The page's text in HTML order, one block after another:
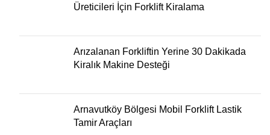
Üreticileri İçin Forklift Kiralama
Arızalanan Forkliftin Yerine 30 Dakikada
Kiralık Makine Desteği
Arnavutköy Bölgesi Mobil Forklift Lastik
Tamir Araçları